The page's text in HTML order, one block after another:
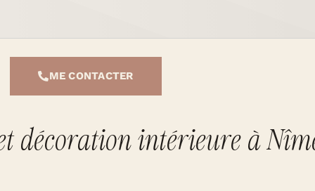
ME CONTACTER
décoration intérieure à